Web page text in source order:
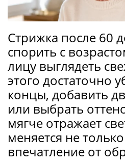
Стрижка после 60
спорить с
лицу выглядеть
этого достаточно
концы, добавить
или выбрать
мягче отражает
меняется не
впечатление от